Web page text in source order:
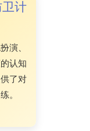
计
演、
认知
了对
。